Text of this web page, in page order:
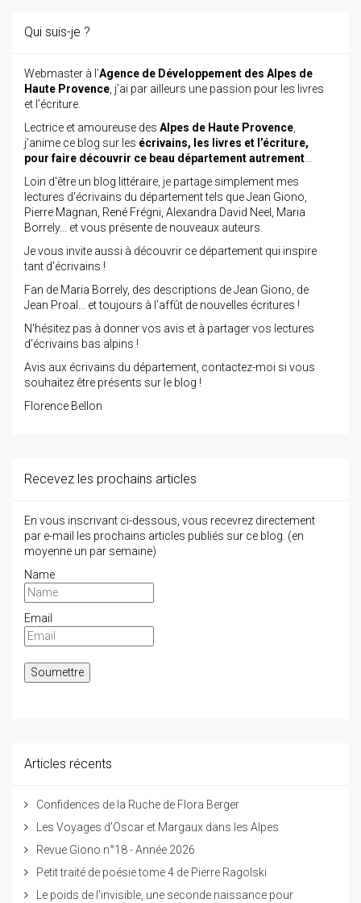
Qui suis-je ?
Webmaster à l’Agence de Développement des Alpes de
Haute Provence, j’ai par ailleurs une passion pour les livres
et l’écriture.
Lectrice et amoureuse des Alpes de Haute Provence,
j’anime ce blog sur les écrivains, les livres et l’écriture,
pour faire découvrir ce beau département autrement…
Loin d'être un blog littéraire, je partage simplement mes
lectures d'écrivains du département tels que Jean Giono,
Pierre Magnan, René Frégni, Alexandra David Neel, Maria
Borrely... et vous présente de nouveaux auteurs.
Je vous invite aussi à découvrir ce département qui inspire
tant d'écrivains !
Fan de Maria Borrely, des descriptions de Jean Giono, de
Jean Proal... et toujours à l'affût de nouvelles écritures !
N'hésitez pas à donner vos avis et à partager vos lectures
d'écrivains bas alpins !
Avis aux écrivains du département, contactez-moi si vous
souhaitez être présents sur le blog !
Florence Bellon
Recevez les prochains articles
En vous inscrivant ci-dessous, vous recevrez directement
par e-mail les prochains articles publiés sur ce blog. (en
moyenne un par semaine)
Name
Email
Articles récents
Confidences de la Ruche de Flora Berger
Les Voyages d'Oscar et Margaux dans les Alpes
Revue Giono n°18 - Année 2026
Petit traité de poésie tome 4 de Pierre Ragolski
Le poids de l'invisible, une seconde naissance pour